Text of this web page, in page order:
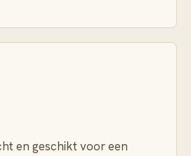
en geschikt voor een